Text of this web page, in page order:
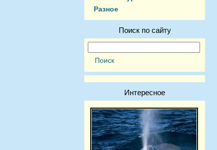
Разное
Поиск по сайту
Интересное